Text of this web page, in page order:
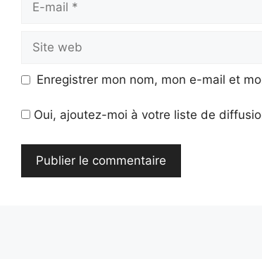
mail
web
Enregistrer mon nom, mon e-mail et
Oui, ajoutez-moi à votre liste de